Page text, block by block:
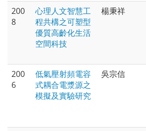
200
8
心理人文智慧工
程共構之可塑型
優質高齡化生活
空間科技
楊秉祥
200
6
低氣壓射頻電容
式耦合電漿源之
模擬及實驗研究
吳宗信